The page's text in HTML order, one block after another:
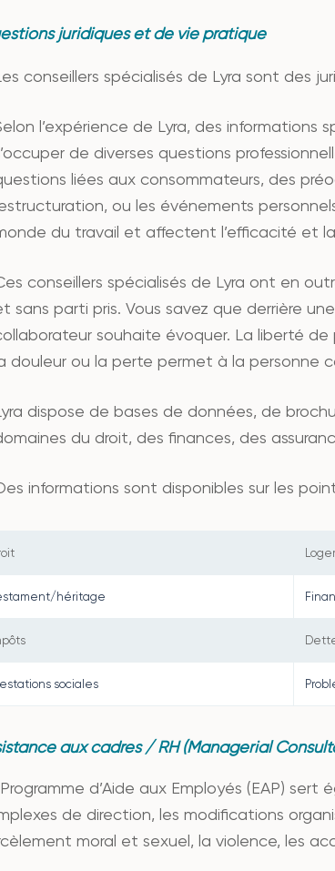
juridiques et de vie pratique
conseillers spécialisés de Lyra sont des
l’expérience de Lyra, des
de diverses questions
liées aux consommateurs, des
ou les événements
du travail et affectent l’efficacité et
conseillers spécialisés de Lyra ont en
sans parti pris. Vous savez que derrière
souhaite évoquer. La liberté de
douleur ou la perte permet à la personne
dispose de bases de données, de
du droit, des finances, des
informations sont disponibles sur les
héritage
sociales
aux cadres / RH(Managerial
d’Aide aux Employés (EAP)
de direction, les modifications
moral et sexuel, la violence, les